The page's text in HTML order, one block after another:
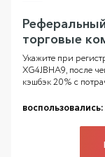
торговые
Укажите при
XG4JBHA9, после
кэшбэк 20% с
воспользовались: